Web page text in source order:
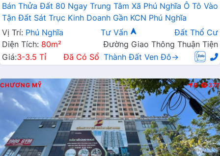
Bán Thửa Đất 80 Ngay Trung Tâm Xã Phú Nghĩa Ô Tô Vào
Tận Đất Sát Trục Kinh Doanh Gần KCN Phú Nghĩa
Vị Trí: Phú Nghĩa Tư Vấn
Đất Thổ Cư
Diện Tích: 80m²
Đường Giao Thông Thuận Tiện
Giá:3-3.5 Tỉ Đã Có Sổ Thành Đất Ven Đô→
CHƯƠNG MỸ Đ 377